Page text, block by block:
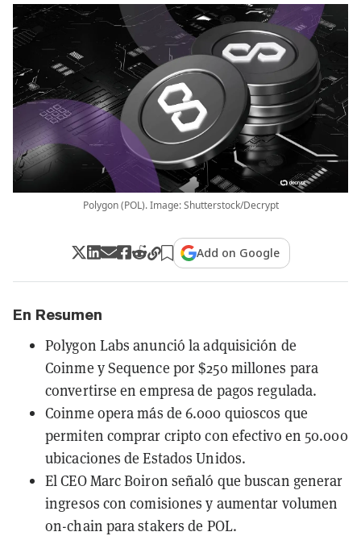
Polygon (POL). Image: Shutterstock/Decrypt
Add on Google
En Resumen
Polygon Labs anunció la adquisición de
Coinme y Sequence por $250 millones para
convertirse en empresa de pagos regulada.
Coinme opera más de 6.000 quioscos que
permiten comprar cripto con efectivo en 50.000
ubicaciones de Estados Unidos.
El CEO Marc Boiron señaló que buscan generar
ingresos con comisiones y aumentar volumen
on-chain para stakers de POL.